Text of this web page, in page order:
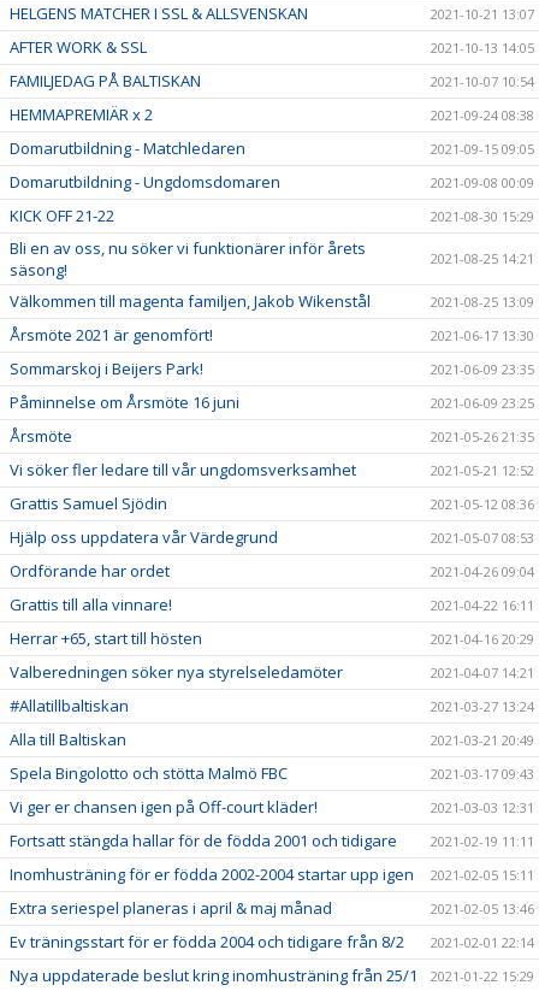
HELGENS MATCHER I SSL & ALLSVENSKAN 2021-10-21 13:07
AFTER WORK & SSL 2021-10-13 14:05
FAMILJEDAG PÅ BALTISKAN 2021-10-07 10:54
HEMMAPREMIÄR x 2 2021-09-24 08:38
Domarutbildning - Matchledaren 2021-09-15 09:05
Domarutbildning - Ungdomsdomaren 2021-09-08 00:09
KICK OFF 21-22 2021-08-30 15:29
Bli en av oss, nu söker vi funktionärer inför årets
säsong!
2021-08-25 14:21
Välkommen till magenta familjen, Jakob Wikenstål 2021-08-25 13:09
Årsmöte 2021 är genomfört! 2021-06-17 13:30
Sommarskoj i Beijers Park! 2021-06-09 23:35
Påminnelse om Årsmöte 16 juni 2021-06-09 23:25
Årsmöte 2021-05-26 21:35
Vi söker fler ledare till vår ungdomsverksamhet 2021-05-21 12:52
Grattis Samuel Sjödin 2021-05-12 08:36
Hjälp oss uppdatera vår Värdegrund 2021-05-07 08:53
Ordförande har ordet 2021-04-26 09:04
Grattis till alla vinnare! 2021-04-22 16:11
Herrar +65, start till hösten 2021-04-16 20:29
Valberedningen söker nya styrelseledamöter 2021-04-07 14:21
#Allatillbaltiskan 2021-03-27 13:24
Alla till Baltiskan 2021-03-21 20:49
Spela Bingolotto och stötta Malmö FBC 2021-03-17 09:43
Vi ger er chansen igen på Off-court kläder! 2021-03-03 12:31
Fortsatt stängda hallar för de födda 2001 och tidigare 2021-02-19 11:11
Inomhusträning för er födda 2002-2004 startar upp igen 2021-02-05 15:11
Extra seriespel planeras i april & maj månad 2021-02-05 13:46
Ev träningsstart för er födda 2004 och tidigare från 8/2 2021-02-01 22:14
Nya uppdaterade beslut kring inomhusträning från 25/1 2021-01-22 15:29